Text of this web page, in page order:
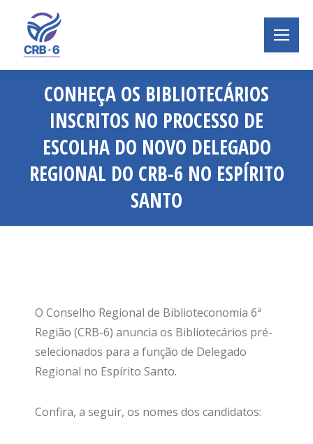
CONHEÇA OS BIBLIOTECÁRIOS
INSCRITOS NO PROCESSO DE
ESCOLHA DO NOVO DELEGADO
REGIONAL DO CRB-6 NO ESPÍRITO
SANTO
Você está aqui:
O Conselho Regional de Biblioteconomia 6ª
Região (CRB-6) anuncia os Bibliotecários pré-
selecionados para a função de Delegado
Regional no Espírito Santo.
Confira, a seguir, os nomes dos candidatos: